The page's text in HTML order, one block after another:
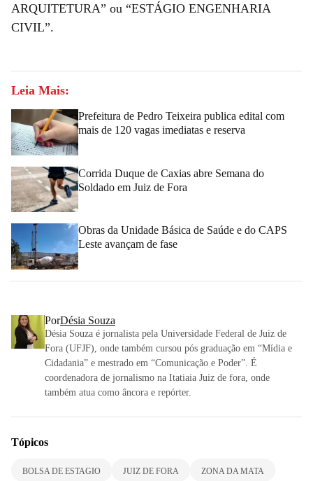
ARQUITETURA” ou “ESTÁGIO ENGENHARIA
CIVIL”.
Leia Mais:
Prefeitura de Pedro Teixeira publica edital com
mais de 120 vagas imediatas e reserva
Corrida Duque de Caxias abre Semana do
Soldado em Juiz de Fora
Obras da Unidade Básica de Saúde e do CAPS
Leste avançam de fase
PorDésia Souza
Désia Souza é jornalista pela Universidade Federal de Juiz de
Fora (UFJF), onde também cursou pós graduação em “Mídia e
Cidadania” e mestrado em “Comunicação e Poder”. É
coordenadora de jornalismo na Itatiaia Juiz de fora, onde
também atua como âncora e repórter.
Tópicos
BOLSA DE ESTAGIO JUIZ DE FORA ZONA DA MATA